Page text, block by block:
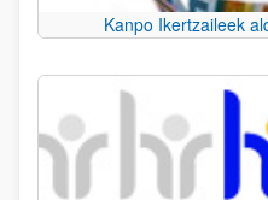
Kanpo Ikertzaileek